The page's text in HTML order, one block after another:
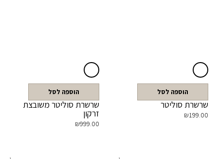
הוספה לסל
שרשרת סוליטר
₪199.00
הוספה לסל
שרשרת סוליטר משובצת
זרקון
₪999.00